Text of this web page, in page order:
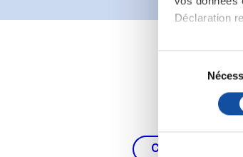
Déclaration
Si vous le
digitales).
.
t
Cancer du